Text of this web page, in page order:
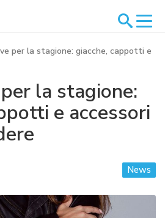
per la stagione: giacche, cappotti e
la stagione:
e accessori
News